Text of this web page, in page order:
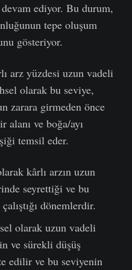
ediyor. Bu durum,
tepe oluşum
gösteriyor.
arz yüzdesi uzun vadeli
olarak bu seviye,
zarara girmeden önce
alanı ve boğa/ayı
temsil eder.
kârlı arzın uzun
seyrettiği ve bu
dönemlerdir.
olarak uzun vadeli
ve sürekli düşüş
edilir ve bu seviyenin